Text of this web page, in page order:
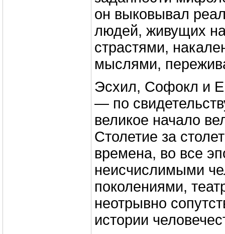
он выковывал
людей, живущих
страстями,
мыслями,
Эсхил, Софокл и
— по
великое начало
Столетие за
времена, во все
неисчислимыми
поколениями,
неотрывно
истории